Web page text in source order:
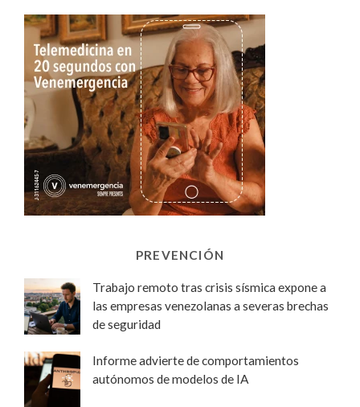
PREVENCIÓN
Trabajo remoto tras crisis sísmica expone a
las empresas venezolanas a severas brechas
de seguridad
Informe advierte de comportamientos
autónomos de modelos de IA